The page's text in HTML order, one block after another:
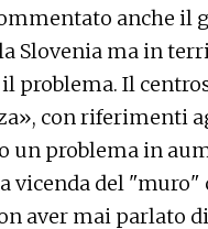
anche
Slovenia ma in
problema. Il
con riferimenti
un problema in
vicenda del "muro"
aver mai parlato